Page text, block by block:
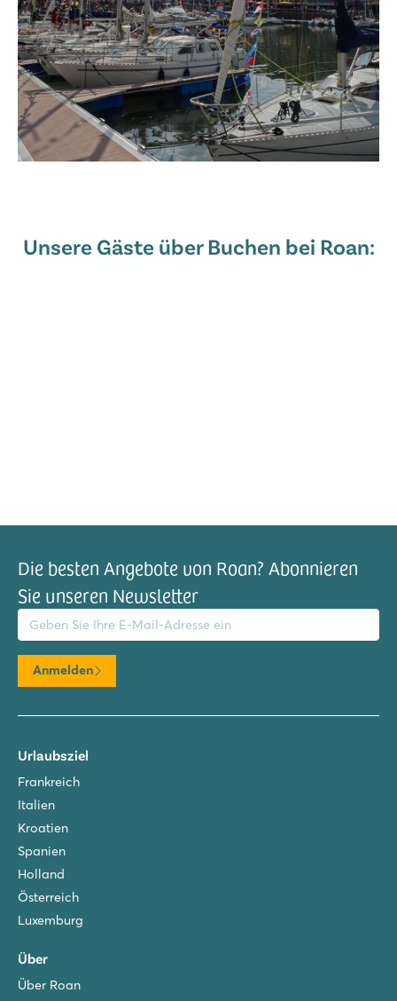
Unsere Gäste über Buchen bei Roan:
Die besten Angebote von Roan? Abonnieren
Sie unseren Newsletter
Adresse
Anmelden
Urlaubsziel
Frankreich
Italien
Kroatien
Spanien
Holland
Österreich
Luxemburg
Über
Über Roan